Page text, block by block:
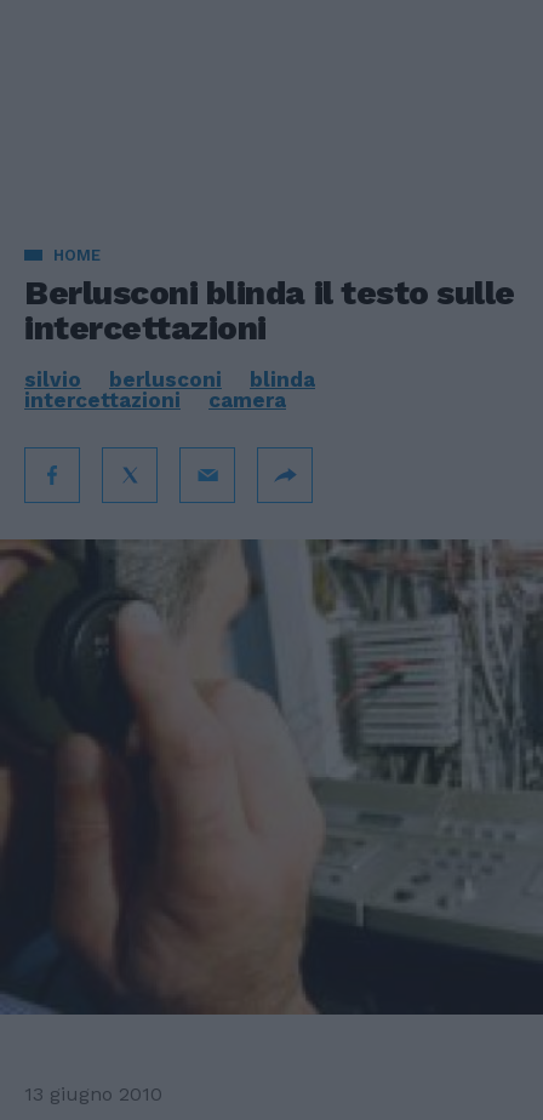
HOME
Berlusconi blinda il testo sulle
intercettazioni
silvio berlusconi
blinda
intercettazioni
camera
13 giugno 2010